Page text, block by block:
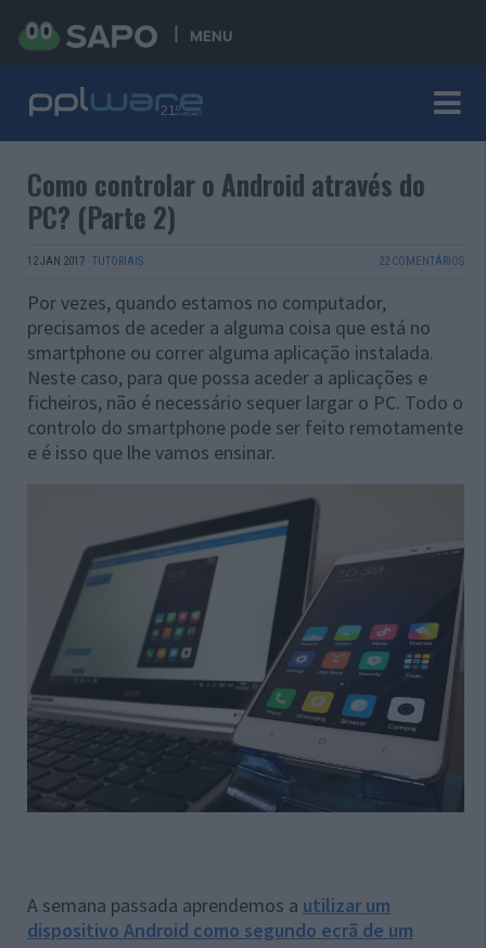
MENU
Como controlar o Android através do
PC? (Parte 2)
12 JAN 2017 · TUTORIAIS 22 COMENTÁRIOS
Por vezes, quando estamos no computador,
precisamos de aceder a alguma coisa que está no
smartphone ou correr alguma aplicação instalada.
Neste caso, para que possa aceder a aplicações e
ficheiros, não é necessário sequer largar o PC. Todo o
controlo do smartphone pode ser feito remotamente
e é isso que lhe vamos ensinar.
A semana passada aprendemos a utilizar um
dispositivo Android como segundo ecrã de um